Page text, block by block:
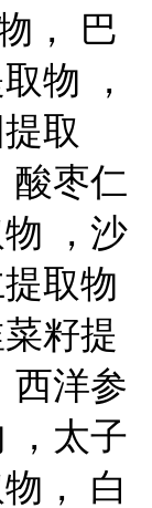
， 巴
物 ，
取
酸枣仁
，沙
取物
籽提
西洋参
，太子
， 白